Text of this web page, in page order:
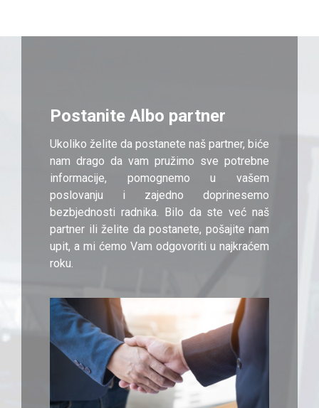
Postanite Albo partner
Ukoliko želite da postanete naš partner, biće
nam drago da vam pružimo sve potrebne
informacije, pomognemo u vašem
poslovanju i zajedno doprinesemo
bezbjednosti radnika. Bilo da ste već naš
partner ili želite da postanete, pošajite nam
upit, a mi ćemo Vam odgovoriti u najkraćem
roku.